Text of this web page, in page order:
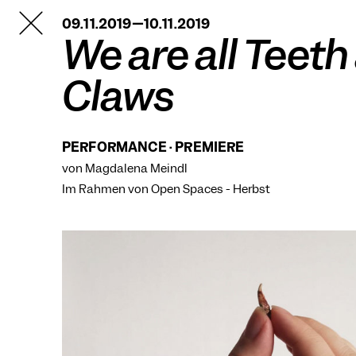
TANZFABRIK
BERLIN09.11.2019—10.11.2019
We are all
Claws
PERFORMANCE · PREMIERE
von Magdalena Meindl
Im Rahmen von Open Spaces - Herbst